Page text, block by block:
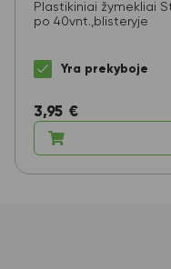
Plastikiniai žymekliai
po 40vnt.,blisteryje
Yra prekyboje
3,95 €